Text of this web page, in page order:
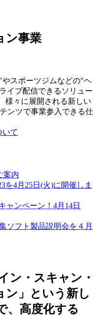
ン事業
スポーツジムなどの"ヘ
イブ配信できるソリュー
様々に展開される新しい
ンツで事業参入できる仕
いて
案内
を4月25日(火)に開催しま
ャンペーン！4月14日
ソフト製品説明会を４月
ン・スキャン・
ン」という新し
、高度化する